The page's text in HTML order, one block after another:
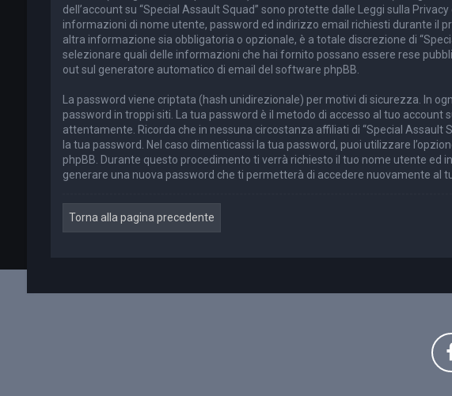
dell’account su “Special Assault Squad” sono protette dalle Leggi sulla
informazioni di nome utente, password ed indirizzo email richiesti durante il
altra informazione sia obbligatoria o opzionale, è a totale discrezione di
selezionare quali delle informazioni che hai fornito possano essere rese
out sul generatore automatico di email del software phpBB.
La password viene criptata (hash unidirezionale) per motivi di sicurezza. In
password in troppi siti. La tua password è il metodo di accesso al tuo account
attentamente. Ricorda che in nessuna circostanza affiliati di “Special Assault
la tua password. Nel caso dimenticassi la tua password, puoi utilizzare
phpBB. Durante questo procedimento ti verrà richiesto il tuo nome utente ed
generare una nuova password che ti permetterà di accedere nuovamente al
Torna alla pagina precedente